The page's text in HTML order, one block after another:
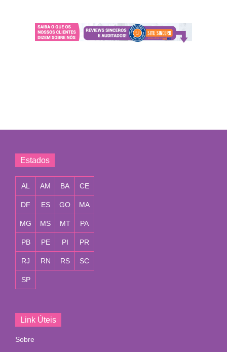
Estados
AL AM BA CE
DF ES GO MA
MG MS MT PA
PB PE PI PR
RJ RN RS SC
SP
Link Úteis
Sobre